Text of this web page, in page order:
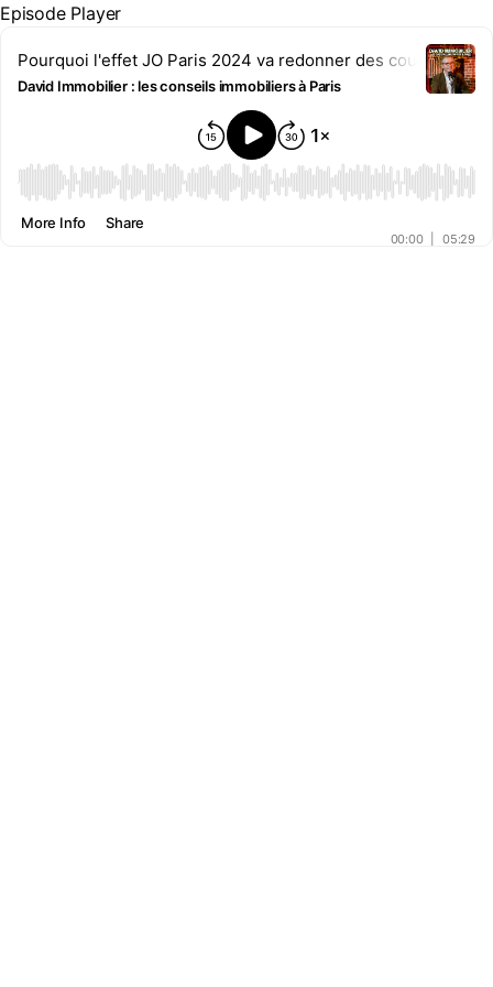
Episode Player
Pourquoi l'effet JO Paris 2024 va redonner des couleurs au
David Immobilier : les conseils immobiliers à Paris
00:00
00:00 05:29
More Info Share